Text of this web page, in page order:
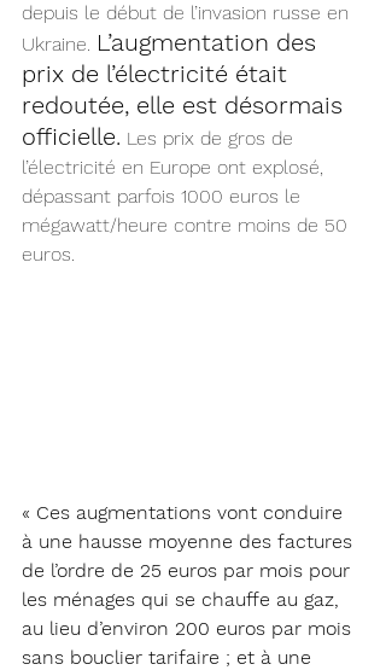
depuis le début de l’invasion russe en
Ukraine. L’augmentation des
prix de l’électricité était
redoutée, elle est désormais
officielle. Les prix de gros de
l’électricité en Europe ont explosé,
dépassant parfois 1000 euros le
mégawatt/heure contre moins de 50
euros.
« Ces augmentations vont conduire
à une hausse moyenne des factures
de l’ordre de 25 euros par mois pour
les ménages qui se chauffe au gaz,
au lieu d’environ 200 euros par mois
sans bouclier tarifaire ; et à une